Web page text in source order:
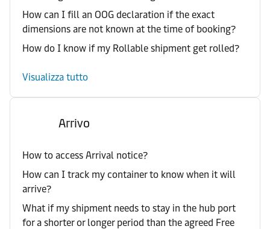
How can I fill an OOG declaration if the exact
dimensions are not known at the time of booking?
How do I know if my Rollable shipment get rolled?
Visualizza tutto
Arrivo
How to access Arrival notice?
How can I track my container to know when it will
arrive?
What if my shipment needs to stay in the hub port
for a shorter or longer period than the agreed Free